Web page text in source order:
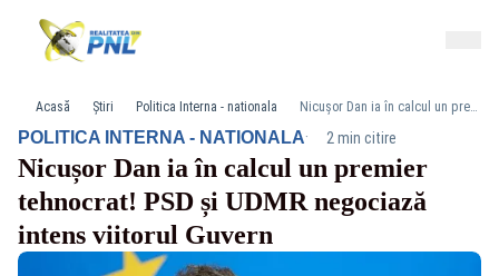
Acasă Știri Politica Interna - nationala Nicușor Dan ia în calcul un premier tehnocrat! PSD și UDMR negociază intens viitorul Guvern
POLITICA INTERNA - NATIONALA· 2 min citire
Nicușor Dan ia în calcul un premier
tehnocrat! PSD și UDMR negociază
intens viitorul Guvern